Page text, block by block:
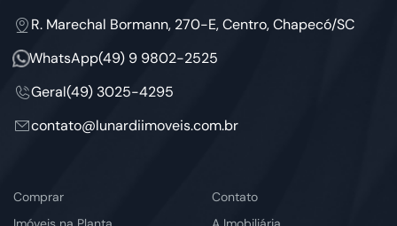
R. Marechal Bormann, 270-E, Centro, Chapecó/SC
WhatsApp(49) 9 9802-2525
Geral(49) 3025-4295
contato@lunardiimoveis.com.br
Comprar
Contato